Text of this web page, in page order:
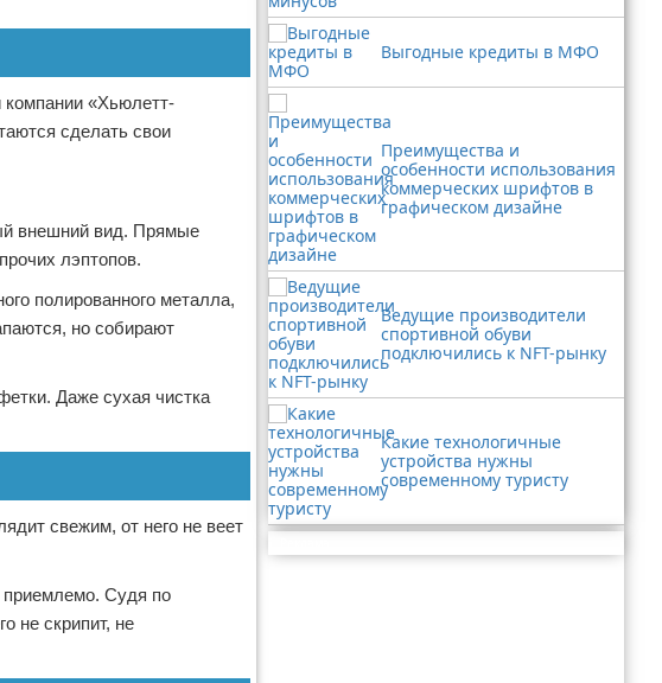
компании «Хьюлетт-
сделать свои
внешний вид. Прямые
лэптопов.
полированного металла,
но собирают
Даже сухая чистка
свежим, от него не веет
приемлемо. Судя по
не скрипит, не
Выгодные кредиты в МФО
Преимущества и
особенности использования
коммерческих шрифтов в
графическом дизайне
Ведущие производители
спортивной обуви
подключились к NFT-рынку
Какие технологичные
устройства нужны
современному туристу